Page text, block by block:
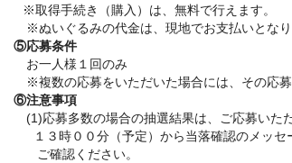
※取得手続き（購入）は、無料で行えます。
※ぬいぐるみの代金は、現地でお支払いとなり
⑤応募条件
お一人様１回のみ
※複数の応募をいただいた場合には、その応募
⑥注意事項
(1)応募多数の場合の抽選結果は、ご応募いただ
１３時００分（予定）から当落確認のメッセー
ご確認ください。